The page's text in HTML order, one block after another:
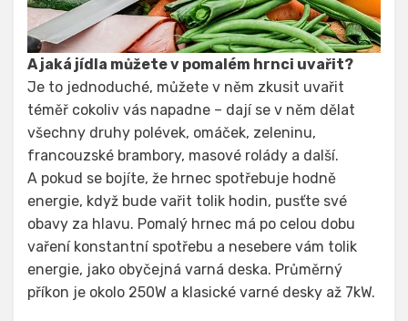
A jaká jídla můžete v pomalém hrnci uvařit?
Je to jednoduché, můžete v něm zkusit uvařit
téměř cokoliv vás napadne – dají se v něm dělat
všechny druhy polévek, omáček, zeleninu,
francouzské brambory, masové rolády a další.
A pokud se bojíte, že hrnec spotřebuje hodně
energie, když bude vařit tolik hodin, pusťte své
obavy za hlavu. Pomalý hrnec má po celou dobu
vaření konstantní spotřebu a nesebere vám tolik
energie, jako obyčejná varná deska. Průměrný
příkon je okolo 250W a klasické varné desky až 7kW.